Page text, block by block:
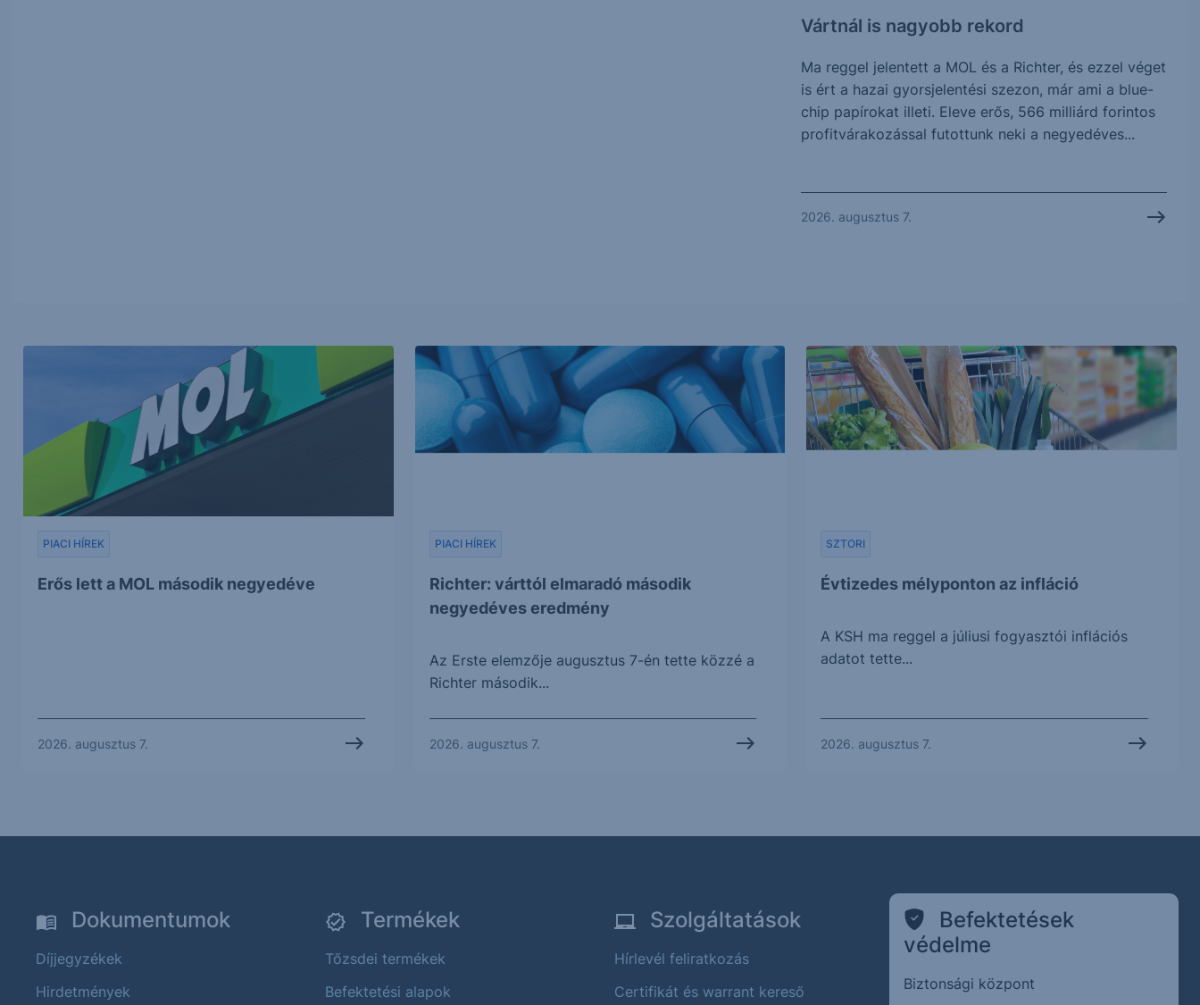
Vártnál is nagyobb rekord
Ma reggel jelentett a MOL és a Richter, és ezzel véget
is ért a hazai gyorsjelentési szezon, már ami a blue-
chip papírokat illeti. Eleve erős, 566 milliárd forintos
profitvárakozással futottunk neki a negyedéves...
2026. augusztus 7.
Erős lett a MOL második negyedéve
PIACI HÍREK
2026. augusztus 7.
Richter: várttól elmaradó második
negyedéves eredmény
PIACI HÍREK
Az Erste elemzője augusztus 7-én tette közzé a
Richter második...
2026. augusztus 7.
Évtizedes mélyponton az infláció
SZTORI
A KSH ma reggel a júliusi fogyasztói inflációs
adatot tette...
2026. augusztus 7.
Dokumentumok
Díjjegyzékek
Hirdetmények
Termékek
Tőzsdei termékek
Befektetési alapok
Szolgáltatások
Hírlevél feliratkozás
Certifikát és warrant kereső
Befektetések
védelme
Biztonsági központ